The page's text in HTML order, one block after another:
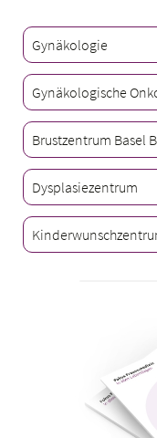
Gynäkologie
Gynäkologische
Brustzentrum Basel
Dysplasiezentrum